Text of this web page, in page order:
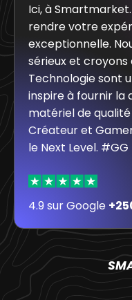
Ici, à
rendre votre
exceptionnelle.
sérieux et croyons
Technologie sont
inspire à fournir la
matériel de
Créateur et
le Next Level. #GG
4.9 sur Google